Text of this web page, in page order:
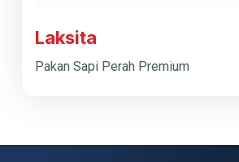
Laksita
Pakan Sapi Perah Premium